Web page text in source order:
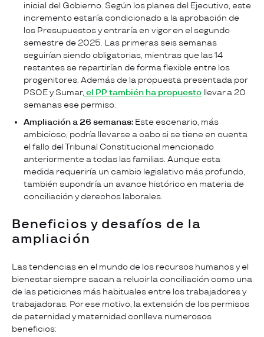
inicial del Gobierno. Según los planes del Ejecutivo, este
incremento estaría condicionado a la aprobación de
los Presupuestos y entraría en vigor en el segundo
semestre de 2025. Las primeras seis semanas
seguirían siendo obligatorias, mientras que las 14
restantes se repartirían de forma flexible entre los
progenitores. Además de la propuesta presentada por
PSOE y Sumar, el PP también ha propuesto llevar a 20
semanas ese permiso.
Ampliación a 26 semanas: Este escenario, más
ambicioso, podría llevarse a cabo si se tiene en cuenta
el fallo del Tribunal Constitucional mencionado
anteriormente a todas las familias. Aunque esta
medida requeriría un cambio legislativo más profundo,
también supondría un avance histórico en materia de
conciliación y derechos laborales.
Beneficios y desafíos de la
ampliación
Las tendencias en el mundo de los recursos humanos y el
bienestar siempre sacan a relucir la conciliación como una
de las peticiones más habituales entre los trabajadores y
trabajadoras. Por ese motivo, la extensión de los permisos
de paternidad y maternidad conlleva numerosos
beneficios: